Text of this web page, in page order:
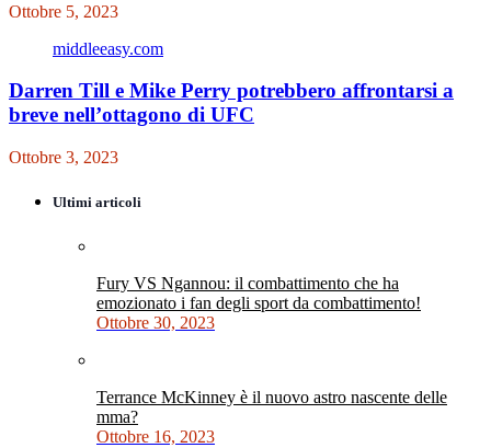
Ottobre 5, 2023
middleeasy.com
Darren Till e Mike Perry potrebbero affrontarsi a
breve nell’ottagono di UFC
Ottobre 3, 2023
Ultimi articoli
Fury VS Ngannou: il combattimento che ha
emozionato i fan degli sport da combattimento!
Ottobre 30, 2023
Terrance McKinney è il nuovo astro nascente delle
mma?
Ottobre 16, 2023